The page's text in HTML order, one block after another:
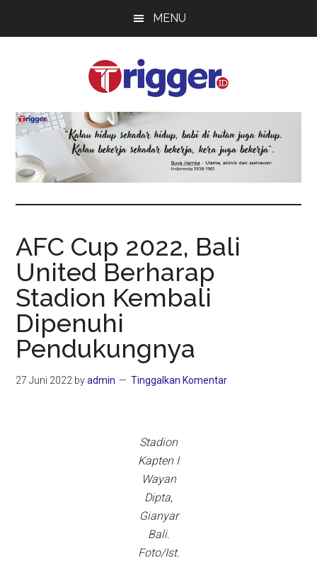
MENU
Trigger
Terkini
AFC Cup 2022, Bali
United Berharap
Stadion Kembali
Dipenuhi
Pendukungnya
27 Juni 2022 byadmin Tinggalkan Komentar
Stadion
Kapten I
Wayan
Dipta,
Gianyar
Bali.
Foto/Ist.